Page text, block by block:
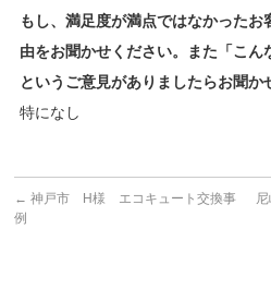
もし、満足度が満点ではなかった
由をお聞かせください。また「こん
というご意見がありましたらお聞か
特になし
← 神戸市 H様 エコキュート交換事
例